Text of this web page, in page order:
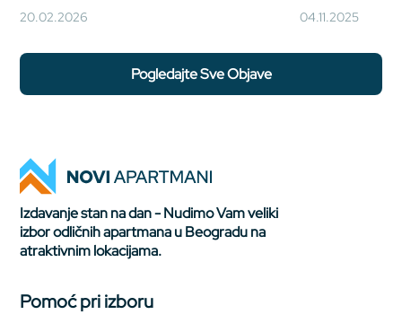
20.02.2026 04.11.2025
Pogledajte Sve Objave
Izdavanje stan na dan - Nudimo Vam veliki
izbor odličnih apartmana u Beogradu na
atraktivnim lokacijama.
Pomoć pri izboru